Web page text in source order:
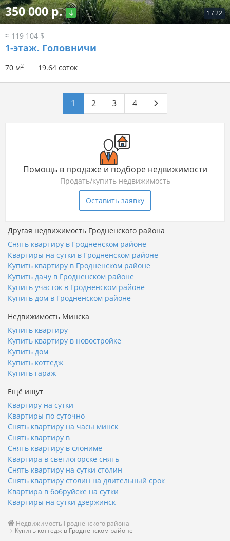
1 /22
350 000 р.
≈ 119 104 $
1-этаж. Головничи
70 м2 19.64 соток
1 2 3 4
Помощь в продаже и подборе недвижимости
Продать/купить недвижимость
Оставить заявку
Другая недвижимость Гродненского района
Снять квартиру в Гродненском районе
Квартиры на сутки в Гродненском районе
Купить квартиру в Гродненском районе
Купить дачу в Гродненском районе
Купить участок в Гродненском районе
Купить дом в Гродненском районе
Недвижимость Минска
Купить квартиру
Купить квартиру в новостройке
Купить дом
Купить коттедж
Купить гараж
Ещё ищут
Квартиру на сутки
Квартиры по суточно
Снять квартиру на часы минск
Снять квартиру в
Снять квартиру в слониме
Квартира в светлогорске снять
Снять квартиру на сутки столин
Снять квартиру столин на длительный срок
Квартира в бобруйске на сутки
Квартиры на сутки дзержинск
Недвижимость Гродненского района
Купить коттедж в Гродненском районе